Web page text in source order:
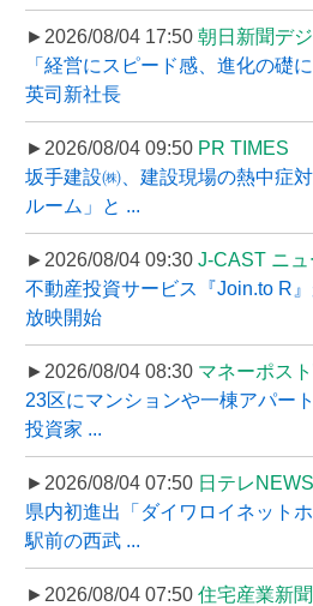
►2026/08/04 17:50 朝日新聞デ
「経営にスピード感、進化の礎
英司新社長
►2026/08/04 09:50 PR TIMES
坂手建設㈱、建設現場の熱中症
ルーム」と ...
►2026/08/04 09:30 J-CAST ニュ
不動産投資サービス『Join.to R
放映開始
►2026/08/04 08:30 マネーポス
23区にマンションや一棟アパー
投資家 ...
►2026/08/04 07:50 日テレ
県内初進出「ダイワロイネット
駅前の西武 ...
►2026/08/04 07:50 住宅産業新聞